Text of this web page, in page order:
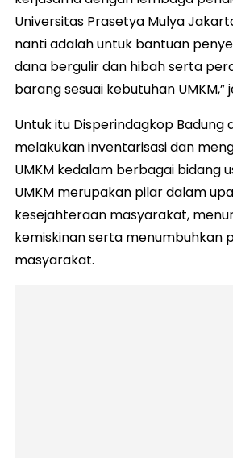
Universitas Prasetya Mulya
nanti adalah untuk bantuan
dana bergulir dan hibah serta
barang sesuai kebutuhan UMKM,”
Untuk itu Disperindagkop Badung
melakukan inventarisasi dan
UMKM kedalam berbagai bidang
UMKM merupakan pilar dalam
kesejahteraan masyarakat,
kemiskinan serta menumbuhkan
masyarakat.